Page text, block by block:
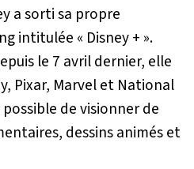
a sorti sa propre
intitulée « Disney + ».
le 7 avril dernier, elle
Pixar, Marvel et National
de visionner de
dessins animés et